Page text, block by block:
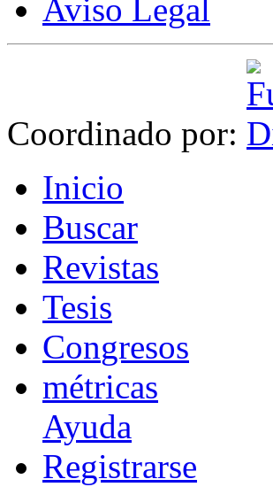
Aviso Legal
Coordinado por:
Inicio
Buscar
Revistas
Tesis
Congresos
métricas
Ayuda
Registrarse